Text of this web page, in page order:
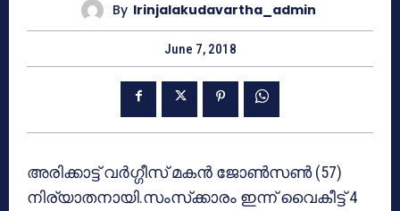
By Irinjalakudavartha_admin
June 7, 2018
അരിക്കാട്ട് വര്‍ഗ്ഗീസ് മകന്‍ ജോണ്‍സണ്‍ (57)
നിര്യാതനായി.സംസ്‌ക്കാരം ഇന്ന് വൈകീട്ട് 4